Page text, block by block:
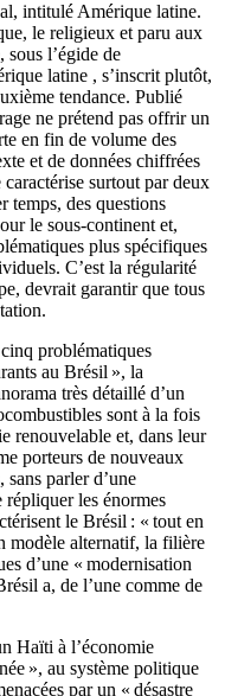
intitulé Amérique latine.
le religieux et paru aux
l’égide de
latine , s’inscrit plutôt,
tendance. Publié
ne prétend pas offrir un
en fin de volume des
et de données chiffrées
surtout par deux
temps, des questions
le sous-continent et,
plus spécifiques
C’est la régularité
devrait garantir que tous
problématiques
au Brésil », la
très détaillé d’un
sont à la fois
renouvelable et, dans leur
porteurs de nouveaux
parler d’une
les énormes
le Brésil : « tout en
modèle alternatif, la filière
d’une « modernisation
a, de l’une comme de
Haïti à l’économie
», au système politique
par un « désastre